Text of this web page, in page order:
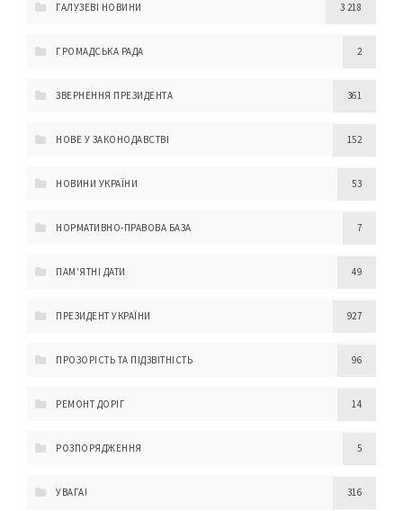
ГАЛУЗЕВІ НОВИНИ 3 218
ГРОМАДСЬКА РАДА 2
ЗВЕРНЕННЯ ПРЕЗИДЕНТА 361
НОВЕ У ЗАКОНОДАВСТВІ 152
НОВИНИ УКРАЇНИ 53
НОРМАТИВНО-ПРАВОВА БАЗА 7
ПАМ'ЯТНІ ДАТИ 49
ПРЕЗИДЕНТ УКРАЇНИ 927
ПРОЗОРІСТЬ ТА ПІДЗВІТНІСТЬ 96
РЕМОНТ ДОРІГ 14
РОЗПОРЯДЖЕННЯ 5
УВАГА! 316